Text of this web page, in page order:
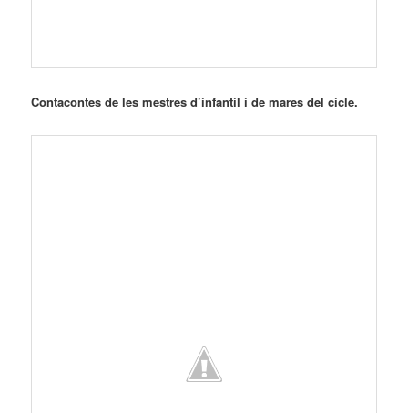
Contacontes de les mestres d’infantil i de mares del cicle.